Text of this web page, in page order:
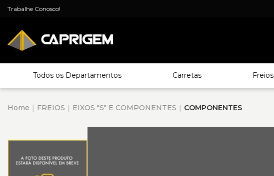
Trabalhe Conosco!
Todos os Departamentos Carretas Freios
Home FREIOS EIXOS "S" E COMPONENTES COMPONENTES